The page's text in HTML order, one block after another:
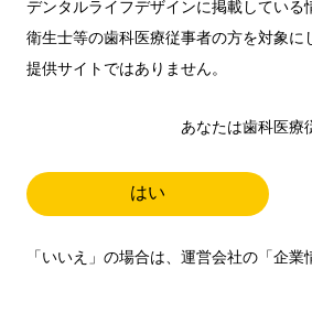
デンタルライフデザインに掲載してい
衛生士等の歯科医療従事者の方を対象
提供サイトではありません。
あなたは歯科医療
はい
「いいえ」の場合は、運営会社の「企業
メールマガジ
師、歯科衛生士、
お届けします。